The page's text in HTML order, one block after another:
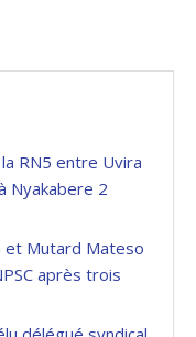
RN5 entre Uvira
Nyakabere 2
et Mutard Mateso
après trois